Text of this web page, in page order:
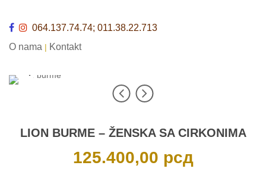
064.137.74.74; 011.38.22.713
O nama | Kontakt
LION BURME – ŽENSKA SA CIRKONIMA
125.400,00 рсд